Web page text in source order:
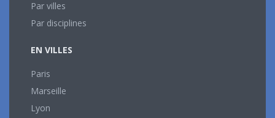
Par villes
Par disciplines
EN VILLES
Paris
Marseille
Lyon